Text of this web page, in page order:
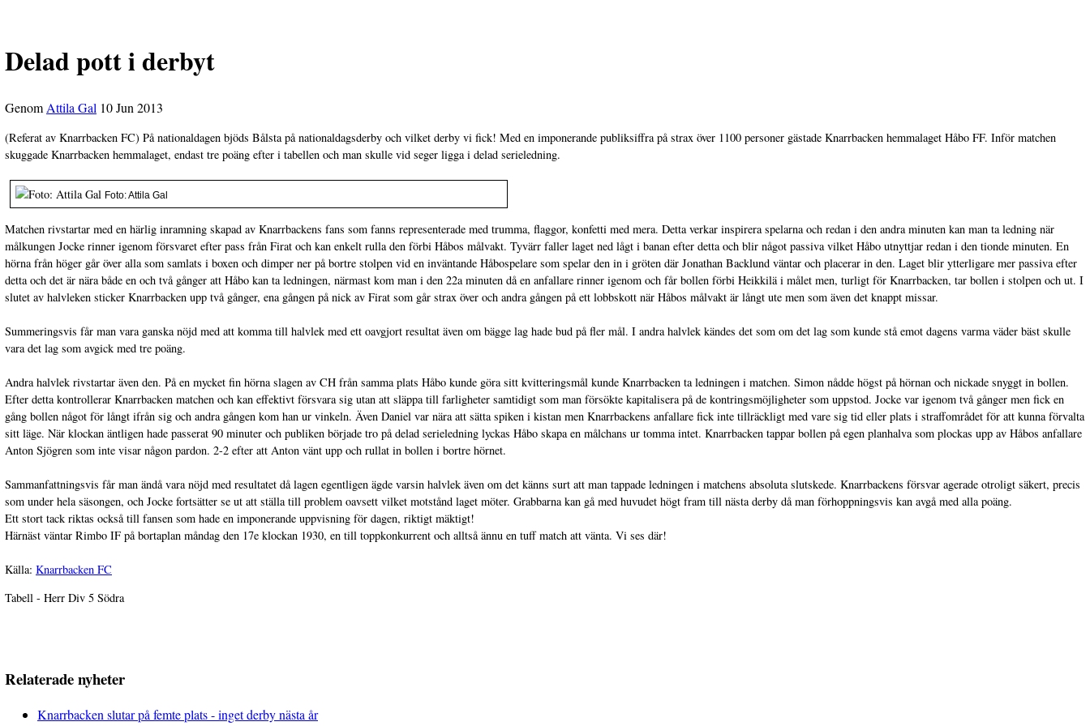
Delad pott i derbyt
Genom Attila Gal 10 Jun 2013
(Referat av Knarrbacken FC) På nationaldagen bjöds Bålsta på nationaldagsderby och vilket derby vi fick! Med en imponerande publiksiffra på strax över 1100 personer gästade Knarrbacken hemmalaget Håbo FF. Inför matchen
skuggade Knarrbacken hemmalaget, endast tre poäng efter i tabellen och man skulle vid seger ligga i delad serieledning.
Foto: Attila Gal
Matchen rivstartar med en härlig inramning skapad av Knarrbackens fans som fanns representerade med trumma, flaggor, konfetti med mera. Detta verkar inspirera spelarna och redan i den andra minuten kan man ta ledning när
målkungen Jocke rinner igenom försvaret efter pass från Firat och kan enkelt rulla den förbi Håbos målvakt. Tyvärr faller laget ned lågt i banan efter detta och blir något passiva vilket Håbo utnyttjar redan i den tionde minuten. En
hörna från höger går över alla som samlats i boxen och dimper ner på bortre stolpen vid en inväntande Håbospelare som spelar den in i gröten där Jonathan Backlund väntar och placerar in den. Laget blir ytterligare mer passiva efter
detta och det är nära både en och två gånger att Håbo kan ta ledningen, närmast kom man i den 22a minuten då en anfallare rinner igenom och får bollen förbi Heikkilä i målet men, turligt för Knarrbacken, tar bollen i stolpen och ut. I
slutet av halvleken sticker Knarrbacken upp två gånger, ena gången på nick av Firat som går strax över och andra gången på ett lobbskott när Håbos målvakt är långt ute men som även det knappt missar.
Summeringsvis får man vara ganska nöjd med att komma till halvlek med ett oavgjort resultat även om bägge lag hade bud på fler mål. I andra halvlek kändes det som om det lag som kunde stå emot dagens varma väder bäst skulle
vara det lag som avgick med tre poäng.
Andra halvlek rivstartar även den. På en mycket fin hörna slagen av CH från samma plats Håbo kunde göra sitt kvitteringsmål kunde Knarrbacken ta ledningen i matchen. Simon nådde högst på hörnan och nickade snyggt in bollen.
Efter detta kontrollerar Knarrbacken matchen och kan effektivt försvara sig utan att släppa till farligheter samtidigt som man försökte kapitalisera på de kontringsmöjligheter som uppstod. Jocke var igenom två gånger men fick en
gång bollen något för långt ifrån sig och andra gången kom han ur vinkeln. Även Daniel var nära att sätta spiken i kistan men Knarrbackens anfallare fick inte tillräckligt med vare sig tid eller plats i straffområdet för att kunna förvalta
sitt läge. När klockan äntligen hade passerat 90 minuter och publiken började tro på delad serieledning lyckas Håbo skapa en målchans ur tomma intet. Knarrbacken tappar bollen på egen planhalva som plockas upp av Håbos anfallare
Anton Sjögren som inte visar någon pardon. 2-2 efter att Anton vänt upp och rullat in bollen i bortre hörnet.
Sammanfattningsvis får man ändå vara nöjd med resultatet då lagen egentligen ägde varsin halvlek även om det känns surt att man tappade ledningen i matchens absoluta slutskede. Knarrbackens försvar agerade otroligt säkert, precis
som under hela säsongen, och Jocke fortsätter se ut att ställa till problem oavsett vilket motstånd laget möter. Grabbarna kan gå med huvudet högt fram till nästa derby då man förhoppningsvis kan avgå med alla poäng.
Ett stort tack riktas också till fansen som hade en imponerande uppvisning för dagen, riktigt mäktigt!
Härnäst väntar Rimbo IF på bortaplan måndag den 17e klockan 1930, en till toppkonkurrent och alltså ännu en tuff match att vänta. Vi ses där!
Källa: Knarrbacken FC
Tabell - Herr Div 5 Södra
Relaterade nyheter
Knarrbacken slutar på femte plats - inget derby nästa år